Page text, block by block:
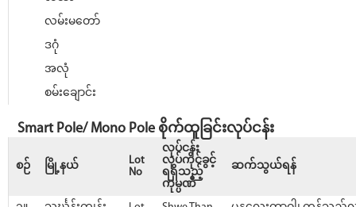
လမ်းမတော်
ဒဂုံ
အလုံ
စမ်းချောင်း
Smart Pole/ Mono Pole စိုက်ထူခြင်းလုပ်ငန်း
စဉ် မြို့နယ်
Lot
No
လုပ်ငန်း
လုပ်ကိုင်ခွင့်
ရရှိသည့်
ကုမ္ပဏီ
ဆက်သွယ်ရန်